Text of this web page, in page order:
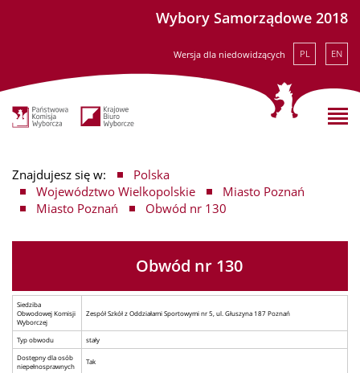
Wybory Samorządowe 2018
Wersja dla niedowidzących PL EN
Znajdujesz się w:
Polska
Województwo Wielkopolskie
Miasto Poznań
Miasto Poznań
Obwód nr 130
Obwód nr 130
Siedziba
Obwodowej Komisji
Wyborczej
Zespół Szkół z Oddziałami Sportowymi nr 5, ul. Głuszyna 187 Poznań
Typ obwodu
stały
Dostępny dla osób
niepełnosprawnych
Tak